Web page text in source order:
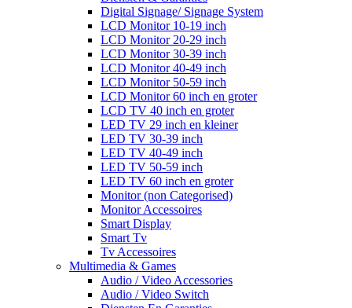
Digital Signage/ Signage System
LCD Monitor 10-19 inch
LCD Monitor 20-29 inch
LCD Monitor 30-39 inch
LCD Monitor 40-49 inch
LCD Monitor 50-59 inch
LCD Monitor 60 inch en groter
LCD TV 40 inch en groter
LED TV 29 inch en kleiner
LED TV 30-39 inch
LED TV 40-49 inch
LED TV 50-59 inch
LED TV 60 inch en groter
Monitor (non Categorised)
Monitor Accessoires
Smart Display
Smart Tv
Tv Accessoires
Multimedia & Games
Audio / Video Accessories
Audio / Video Switch